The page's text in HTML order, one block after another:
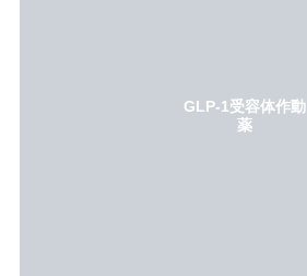
GLP-1受容体作動
薬